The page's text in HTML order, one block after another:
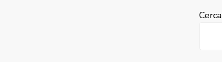
Cerca